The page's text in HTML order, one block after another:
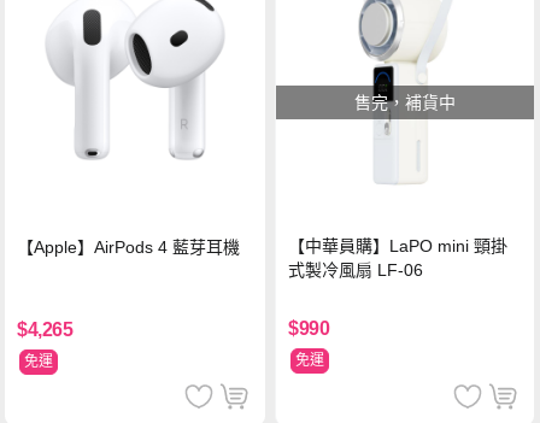
【Apple】AirPods 4 藍芽耳機
$4,265
免運
售完，補貨中
【中華員購】LaPO mini 頸掛
式製冷風扇 LF-06
$990
免運